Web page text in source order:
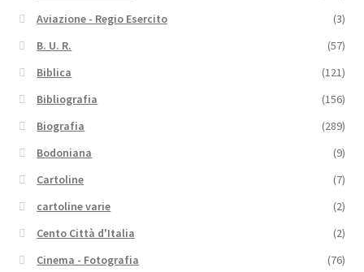
Aviazione - Regio Esercito
(3)
B. U. R.
(57)
Biblica
(121)
Bibliografia
(156)
Biografia
(289)
Bodoniana
(9)
Cartoline
(7)
cartoline varie
(2)
Cento Città d'Italia
(2)
Cinema - Fotografia
(76)